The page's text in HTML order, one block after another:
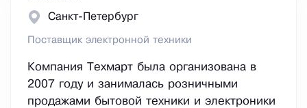
Санкт-Петербург
Поставщик электронной техники
Компания Техмарт была организована в
2007 году и занималась розничными
продажами бытовой техники и электроники